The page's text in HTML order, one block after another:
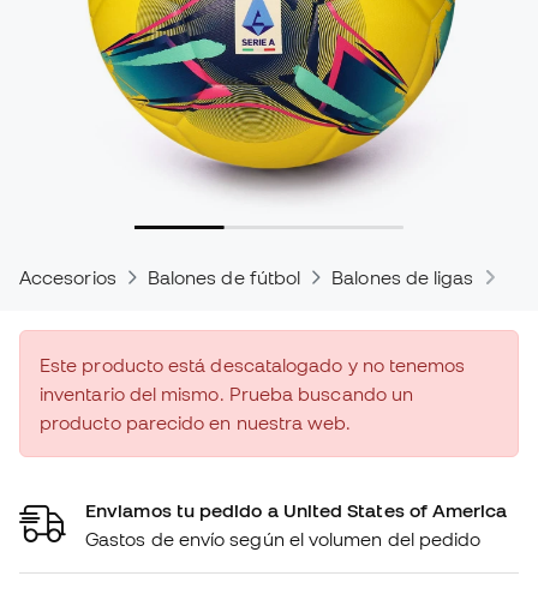
Accesorios Balones de fútbol Balones de ligas
Este producto está descatalogado y no tenemos
inventario del mismo. Prueba buscando un
producto parecido en nuestra web.
Enviamos tu pedido a United States of America
Gastos de envío según el volumen del pedido